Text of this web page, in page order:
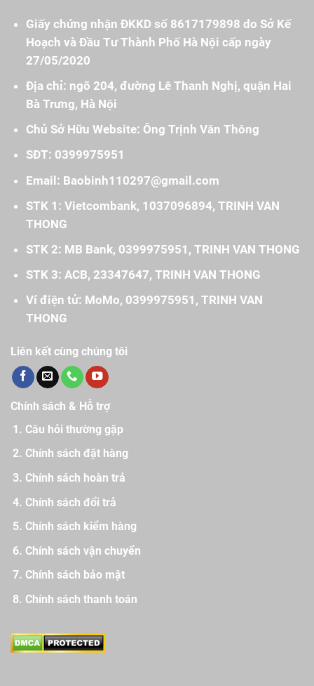
Giấy chứng nhận ĐKKD số 8617179898 do Sở Kế
Hoạch và Đầu Tư Thành Phố Hà Nội cấp ngày
27/05/2020
Địa chỉ: ngõ 204, đường Lê Thanh Nghị, quận Hai
Bà Trưng, Hà Nội
Chủ Sở Hữu Website: Ông Trịnh Văn Thông
SĐT: 0399975951
Email: Baobinh110297@gmail.com
STK 1: Vietcombank, 1037096894, TRINH VAN
THONG
STK 2: MB Bank, 0399975951, TRINH VAN THONG
STK 3: ACB, 23347647, TRINH VAN THONG
Ví điện tử: MoMo, 0399975951, TRINH VAN
THONG
Liên kết cùng chúng tôi
Chính sách & Hỗ trợ
Câu hỏi thường gặp
Chính sách đặt hàng
Chính sách hoàn trả
Chính sách đổi trả
Chính sách kiểm hàng
Chính sách vận chuyển
Chính sách bảo mật
Chính sách thanh toán